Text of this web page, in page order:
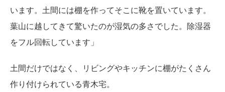
います。土間には棚を作ってそこに靴を置いています。
葉山に越してきて驚いたのが湿気の多さでした。除湿器
をフル回転しています」
土間だけではなく、リビングやキッチンに棚がたくさん
作り付けられている青木宅。